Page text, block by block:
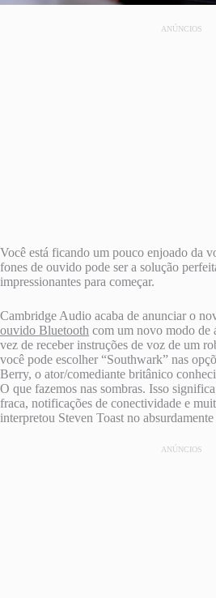
ANÚNCIOS
Você está ficando um pouco enjoado da
fones de ouvido pode ser a solução
impressionantes para começar.
Cambridge Audio acaba de anunciar o
ouvido Bluetooth com um novo modo de
vez de receber instruções de voz de um
você pode escolher “Southwark” nas
Berry, o ator/comediante britânico
O que fazemos nas sombras. Isso
fraca, notificações de conectividade e
interpretou Steven Toast no
ANÚNCIOS